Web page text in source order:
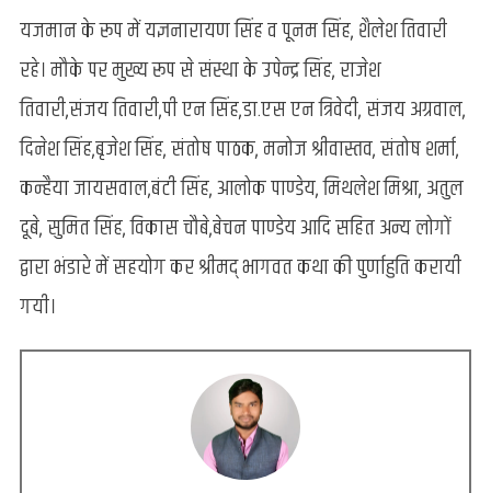
यजमान के रूप में यज्ञनारायण सिंह व पूनम सिंह, शैलेश तिवारी
रहे। मौके पर मुख्य रूप से संस्था के उपेन्द्र सिंह, राजेश
तिवारी,संजय तिवारी,पी एन सिंह,डा.एस एन त्रिवेदी, संजय अग्रवाल,
दिनेश सिंह,बृजेश सिंह, संतोष पाठक, मनोज श्रीवास्तव, संतोष शर्मा,
कन्हैया जायसवाल,बंटी सिंह, आलोक पाण्डेय, मिथलेश मिश्रा, अतुल
दूबे, सुमित सिंह, विकास चौबे,बेचन पाण्डेय आदि सहित अन्य लोगों
द्वारा भंडारे में सहयोग कर श्रीमद् भागवत कथा की पुर्णाहुति करायी
गयी।